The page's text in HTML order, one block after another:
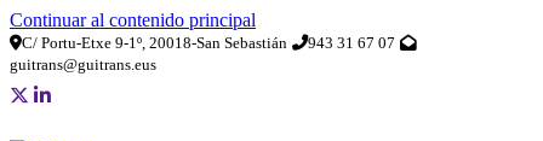
Continuar al contenido principal
C/ Portu-Etxe 9-1º, 20018-San Sebastián
943 31 67 07
guitrans@guitrans.eus